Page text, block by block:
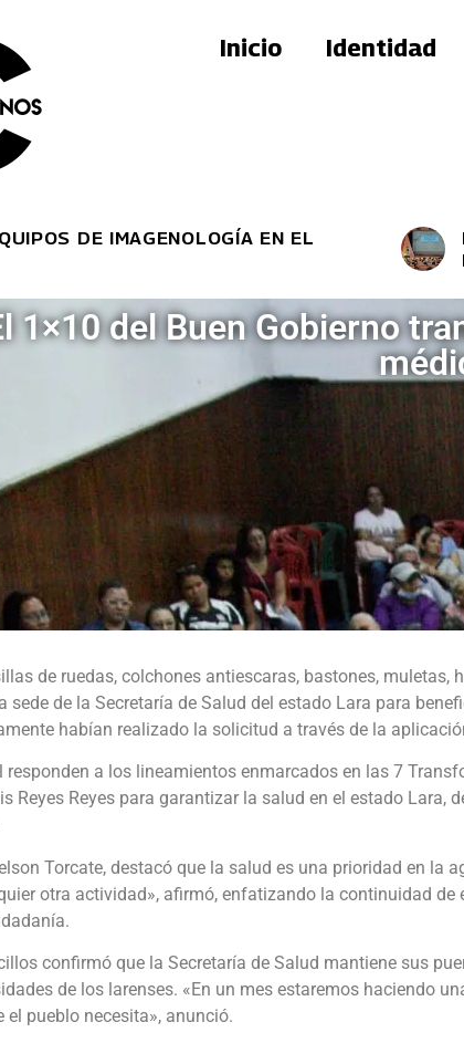
Inicio Identidad
EN EL
LARA
1×10 del Buen Gobierno
de ruedas, colchones antiescaras, bastones,
sede de la Secretaría de Salud del estado Lara para
habían realizado la solicitud a través de la
responden a los lineamientos enmarcados en las 7
Reyes Reyes para garantizar la salud en el estado Lara,
Torcate, destacó que la salud es una prioridad en la
otra actividad», afirmó, enfatizando la continuidad
confirmó que la Secretaría de Salud mantiene sus
de los larenses. «En un mes estaremos haciendo
pueblo necesita», anunció.